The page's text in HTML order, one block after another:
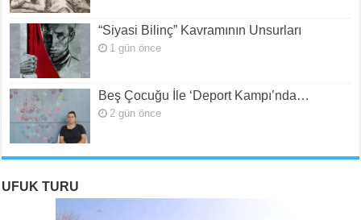
“Siyasi Bilinç” Kavramının Unsurları
1 gün önce
Beş Çocuğu İle ‘Deport Kampı’nda…
2 gün önce
UFUK TURU